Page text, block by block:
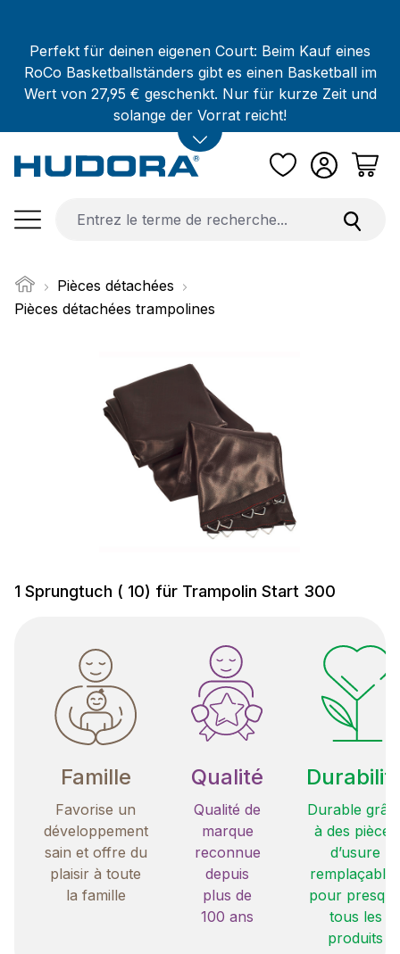
Perfekt für deinen eigenen Court: Beim Kauf eines
RoCo Basketballständers gibt es einen Basketball im
Wert von 27,95 € geschenkt. Nur für kurze Zeit und
solange der Vorrat reicht!
Pièces détachées
Pièces détachées trampolines
Ignorer la galerie d'images
1 Sprungtuch ( 10) für Trampolin Start 300
Famille
Favorise un
développement
sain et offre du
plaisir à toute
la famille
Qualité
Qualité de
marque
reconnue
depuis
plus de
100 ans
Durable
à des pièces
d’usure
remplaçables
pour
tous les
produits